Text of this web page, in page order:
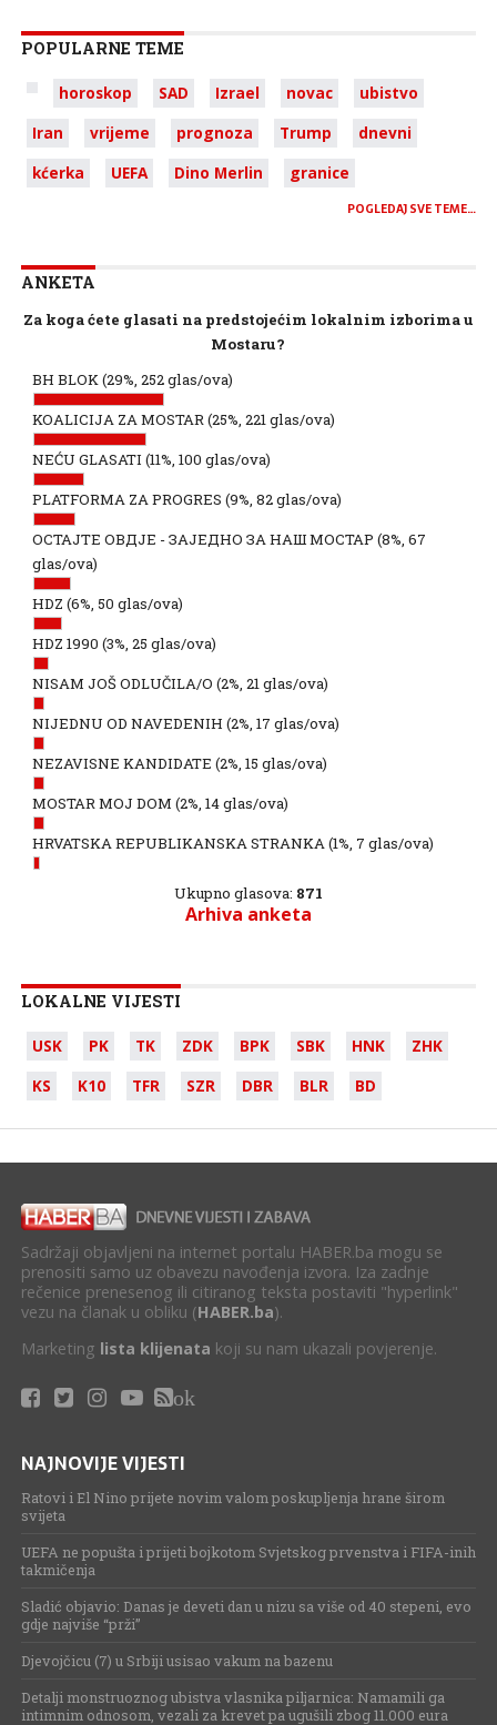
POPULARNE TEME
horoskop SAD Izrael novac
ubistvo
Iran
vrijeme prognoza Trump
dnevni
kćerka
UEFA Dino Merlin granice
POGLEDAJ SVE TEME…
ANKETA
Za koga ćete glasati na predstojećim lokalnim izborima u
Mostaru?
BH BLOK(29%, 252 glas/ova)
KOALICIJA ZA MOSTAR(25%, 221 glas/ova)
NEĆU GLASATI (11%, 100 glas/ova)
PLATFORMA ZA PROGRES (9%, 82 glas/ova)
ОСТАЈТЕ ОВДЈЕ - ЗАЈЕДНО ЗА НАШ МОСТАР (8%, 67
glas/ova)
HDZ (6%, 50 glas/ova)
HDZ 1990 (3%, 25 glas/ova)
NISAM JOŠ ODLUČILA/O (2%, 21 glas/ova)
NIJEDNU OD NAVEDENIH (2%, 17 glas/ova)
NEZAVISNE KANDIDATE (2%, 15 glas/ova)
MOSTAR MOJ DOM (2%, 14 glas/ova)
HRVATSKA REPUBLIKANSKA STRANKA(1%, 7 glas/ova)
Ukupno glasova: 871
Arhiva anketa
LOKALNE VIJESTI
USK PK TK ZDK BPK SBK HNK
ZHK
KS
K10 TFR SZR DBR BLR BD
Sadržaji objavljeni na internet portalu HABER.ba mogu se
prenositi samo uz obavezu navođenja izvora. Iza zadnje
rečenice prenesenog ili citiranog teksta postaviti "hyperlink"
vezu na članak u obliku (HABER.ba).
Marketing lista klijenata koji su nam ukazali povjerenje.
ok
NAJNOVIJE VIJESTI
Ratovi i El Nino prijete novim valom poskupljenja hrane širom
svijeta
UEFA ne popušta i prijeti bojkotom Svjetskog prvenstva i FIFA-inih
takmičenja
Sladić objavio: Danas je deveti dan u nizu sa više od 40 stepeni, evo
gdje najviše “prži”
Djevojčicu (7) u Srbiji usisao vakum na bazenu
Detalji monstruoznog ubistva vlasnika piljarnica: Namamili ga
intimnim odnosom, vezali za krevet pa ugušili zbog 11.000 eura